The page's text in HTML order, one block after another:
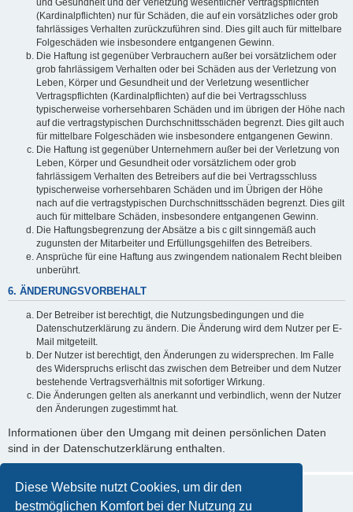
Diese Website nutzt Cookies, um dir den
bestmöglichen Komfort bei der Nutzung zu
(Kardinalpflichten) nur für Schäden, die auf ein vorsätzliches oder grob
fahrlässiges Verhalten zurückzuführen sind. Dies gilt auch für mittelbare
Folgeschäden wie insbesondere entgangenen Gewinn.
Die Haftung ist gegenüber Verbrauchern außer bei vorsätzlichem oder
grob fahrlässigem Verhalten oder bei Schäden aus der Verletzung von
Leben, Körper und Gesundheit und der Verletzung wesentlicher
Vertragspflichten (Kardinalpflichten) auf die bei Vertragsschluss
typischerweise vorhersehbaren Schäden und im übrigen der Höhe nach
auf die vertragstypischen Durchschnittsschäden begrenzt. Dies gilt auch
für mittelbare Folgeschäden wie insbesondere entgangenen Gewinn.
Die Haftung ist gegenüber Unternehmern außer bei der Verletzung von
Leben, Körper und Gesundheit oder vorsätzlichem oder grob
fahrlässigem Verhalten des Betreibers auf die bei Vertragsschluss
typischerweise vorhersehbaren Schäden und im Übrigen der Höhe
nach auf die vertragstypischen Durchschnittsschäden begrenzt. Dies gilt
auch für mittelbare Schäden, insbesondere entgangenen Gewinn.
Die Haftungsbegrenzung der Absätze a bis c gilt sinngemäß auch
zugunsten der Mitarbeiter und Erfüllungsgehilfen des Betreibers.
Ansprüche für eine Haftung aus zwingendem nationalem Recht bleiben
unberührt.
6. ÄNDERUNGSVORBEHALT
Der Betreiber ist berechtigt, die Nutzungsbedingungen und die
Datenschutzerklärung zu ändern. Die Änderung wird dem Nutzer per E-
Mail mitgeteilt.
Der Nutzer ist berechtigt, den Änderungen zu widersprechen. Im Falle
des Widerspruchs erlischt das zwischen dem Betreiber und dem Nutzer
bestehende Vertragsverhältnis mit sofortiger Wirkung.
Die Änderungen gelten als anerkannt und verbindlich, wenn der Nutzer
den Änderungen zugestimmt hat.
Informationen über den Umgang mit deinen persönlichen Daten
sind in der Datenschutzerklärung enthalten.